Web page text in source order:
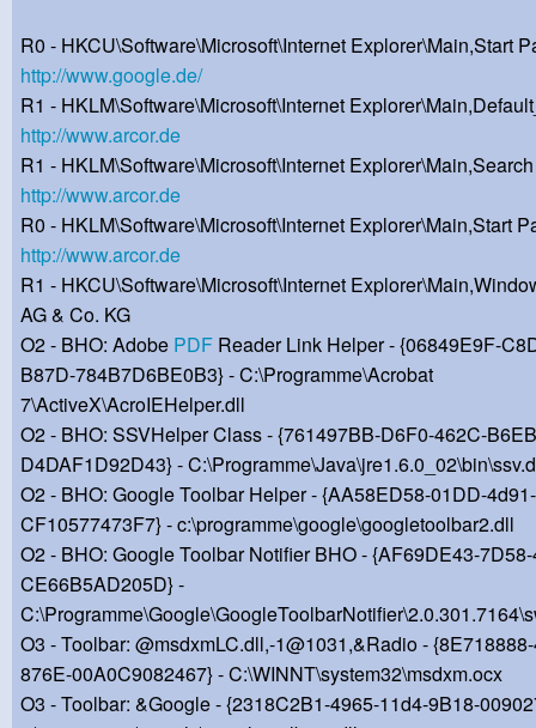
R0 - HKCU\Software\Microsoft\Internet Explorer\Main,Start
http://www.google.de/
R1 - HKLM\Software\Microsoft\Internet
http://www.arcor.de
R1 - HKLM\Software\Microsoft\Internet
http://www.arcor.de
R0 - HKLM\Software\Microsoft\Internet Explorer\Main,Start
http://www.arcor.de
R1 - HKCU\Software\Microsoft\Internet
AG & Co. KG
O2 - BHO: Adobe PDF Reader Link Helper - {06849E9F-
B87D-784B7D6BE0B3} - C:\Programme\Acrobat
7\ActiveX\AcroIEHelper.dll
O2 - BHO: SSVHelper Class - {761497BB-D6F0-462C-
D4DAF1D92D43} -
O2 - BHO: Google Toolbar Helper - {AA58ED58-01DD-
CF10577473F7} - c:\programme\google\googletoolbar2.dll
O2 - BHO: Google Toolbar Notifier BHO - {AF69DE43-
CE66B5AD205D} -
O3 - Toolbar: @msdxmLC.dll,-1@1031,&Radio -
876E-00A0C9082467} - C:\WINNT\system32\msdxm.ocx
O3 - Toolbar: &Google - {2318C2B1-4965-11d4-9B18-